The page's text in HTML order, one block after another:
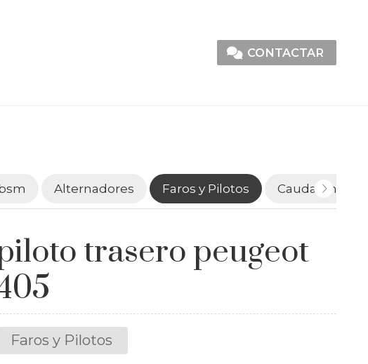
CONTACTAR
Alternadores Faros y Pilotos Caudalímetros
trasero peugeot
Faros y Pilotos